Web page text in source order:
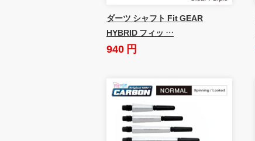
ダーツ シャフト Fit GEAR
HYBRID フィッ …
940 円